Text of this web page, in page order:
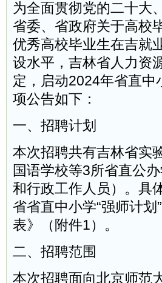
为全面贯彻党的二十大
省委、省政府关于高校
优秀高校毕业生在吉就
设水平，吉林省人力资
定，启动2024年省直中
项公告如下：
一、招聘计划
本次招聘共有吉林省实
国语学校等3所省直公
和行政工作人员）。具
省省直中小学“强师计
表》（附件1）。
二、招聘范围
本次招聘面向北京师范